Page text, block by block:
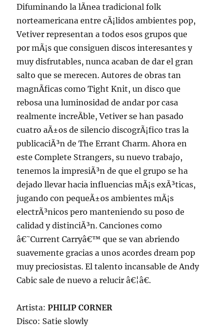
Difuminando la lÃ­nea tradicional folk
norteamericana entre cÃ¡lidos ambientes pop,
Vetiver representan a todos esos grupos que
por mÃ¡s que consiguen discos interesantes y
muy disfrutables, nunca acaban de dar el gran
salto que se merecen. Autores de obras tan
magnÃ­ficas como Tight Knit, un disco que
rebosa una luminosidad de andar por casa
realmente increÃ­ble, Vetiver se han pasado
cuatro aÃ±os de silencio discogrÃ¡fico tras la
publicaciÃ³n de The Errant Charm. Ahora en
este Complete Strangers, su nuevo trabajo,
tenemos la impresiÃ³n de que el grupo se ha
dejado llevar hacia influencias mÃ¡s exÃ³ticas,
jugando con pequeÃ±os ambientes mÃ¡s
electrÃ³nicos pero manteniendo su poso de
calidad y distinciÃ³n. Canciones como
â€˜Current Carryâ€™ que se van abriendo
suavemente gracias a unos acordes dream pop
muy preciosistas. El talento incansable de Andy
Cabic sale de nuevo a relucir â€¦â€.
Artista:PHILIP CORNER
Disco: Satie slowly